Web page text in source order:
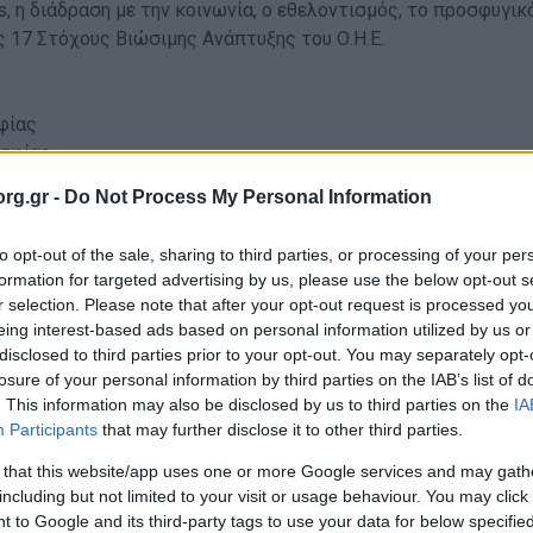
- Do Not Process My Personal Information
opt-out of the sale, sharing to third parties, or processing of your
for targeted advertising by us, please use the below opt-out
selection. Please note that after your opt-out request is processed
interest-based ads based on personal information utilized by us
to third parties prior to your opt-out. You may separately
of your personal information by third parties on the IAB’s list of
This information may also be disclosed by us to third parties on the
Participants that may further disclose it to other third parties.
that this website/app uses one or more Google services and may
but not limited to your visit or usage behaviour. You may
to Google and its third-party tags to use your data for below
διάδραση με την κοινωνία, ο εθελοντισμός, το
Στόχους Βιώσιμης Ανάπτυξης του Ο.Η.Ε.
Σύλλογο ΟΡΑΜΑ ΕΛΠΙΔΑΣ με τον οποίο οι Πρόσκοποι
τους κατοίκους του Βόλου, για τη λειτουργία της
τους ο Βουλευτής Μαγνησίας Χρήστος
ο εκπρόσωπος τους Σεβασμιότατου Μητροπολίτη
η δημοτική αρχή της πόλης, ο υποψήφιος Δήμαρχος
φορέων, ο Πρόεδρος του Επιμελητηρίου
ο Πρόεδρος των υπεραστικών ΚΤΕΛ Δημήτρης